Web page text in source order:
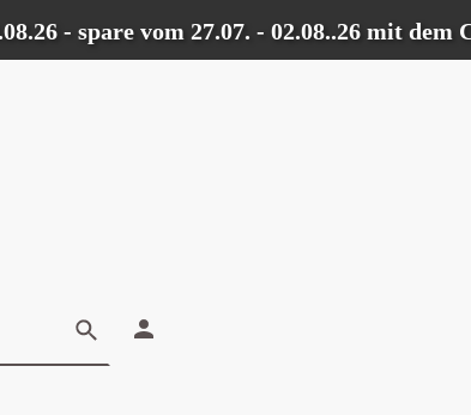
- spare vom 27.07. - 02.08..26 mit dem